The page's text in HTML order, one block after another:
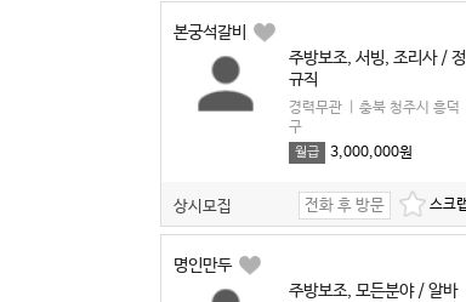
본궁석갈비
주방보조, 서빙, 조리사 / 정
규직
경력무관
충북 청주시 흥덕
구
월급 3,000,000원
상시모집 전화 후 방문
명인만두
주방보조, 모든분야 / 알바